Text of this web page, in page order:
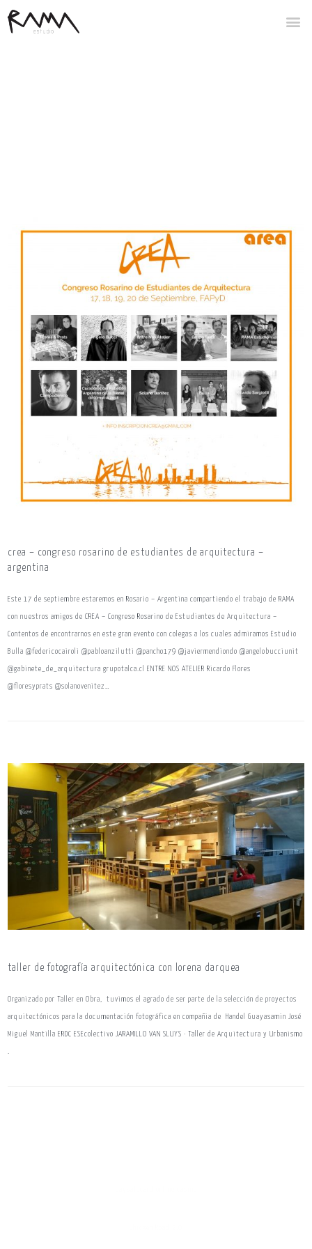
crea – congreso rosarino de estudiantes de arquitectura –
argentina
Este 17 de septiembre estaremos en Rosario – Argentina compartiendo el trabajo de RAMA
con nuestros amigos de CREA – Congreso Rosarino de Estudiantes de Arquitectura –
Contentos de encontrarnos en este gran evento con colegas a los cuales admiramos Estudio
Bulla @federicocairoli @pabloanzilutti @pancho179 @javiermendiondo @angelobucciunit
@gabinete_de_arquitectura grupotalca.cl ENTRE NOS ATELIER Ricardo Flores
@floresyprats @solanovenitez…
taller de fotografía arquitectónica con lorena darquea
Organizado por Taller en Obra, tuvimos el agrado de ser parte de la selección de proyectos
arquitectónicos para la documentación fotográfica en compañia de Handel Guayasamin José
Miguel Mantilla ERDC ESEcolectivo JARAMILLO VAN SLUYS · Taller de Arquitectura y Urbanismo
.